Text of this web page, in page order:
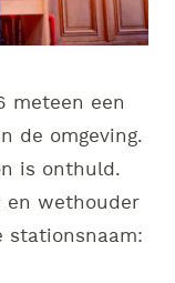
meteen een
de omgeving.
is onthuld.
en wethouder
stationsnaam: